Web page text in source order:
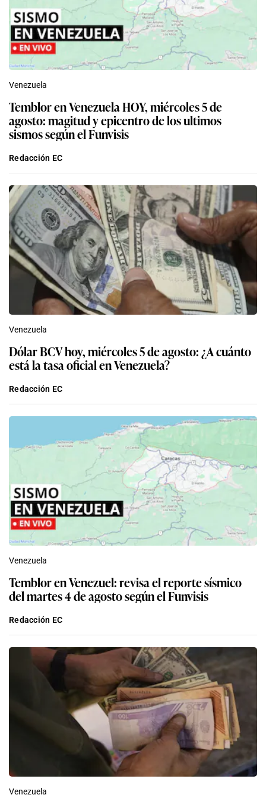
Venezuela
Temblor en Venezuela HOY, miércoles 5 de
agosto: magitud y epicentro de los ultimos
sismos según el Funvisis
Redacción EC
Venezuela
Dólar BCV hoy, miércoles 5 de agosto: ¿A cuánto
está la tasa oficial en Venezuela?
Redacción EC
Venezuela
Temblor en Venezuel: revisa el reporte sísmico
del martes 4 de agosto según el Funvisis
Redacción EC
Venezuela